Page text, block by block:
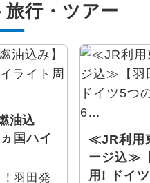
ス
旅行・ツアー
油込
国ハイ
羽田発
≪JR利用
ージ込≫
用! ドイ